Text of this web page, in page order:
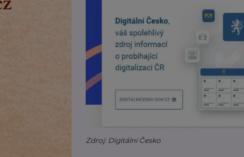
Zdroj: Digitální Česko